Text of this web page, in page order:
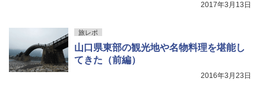
2017年3月13日
旅レポ
山口県東部の観光地や名物料理を堪能し
てきた（前編）
2016年3月23日